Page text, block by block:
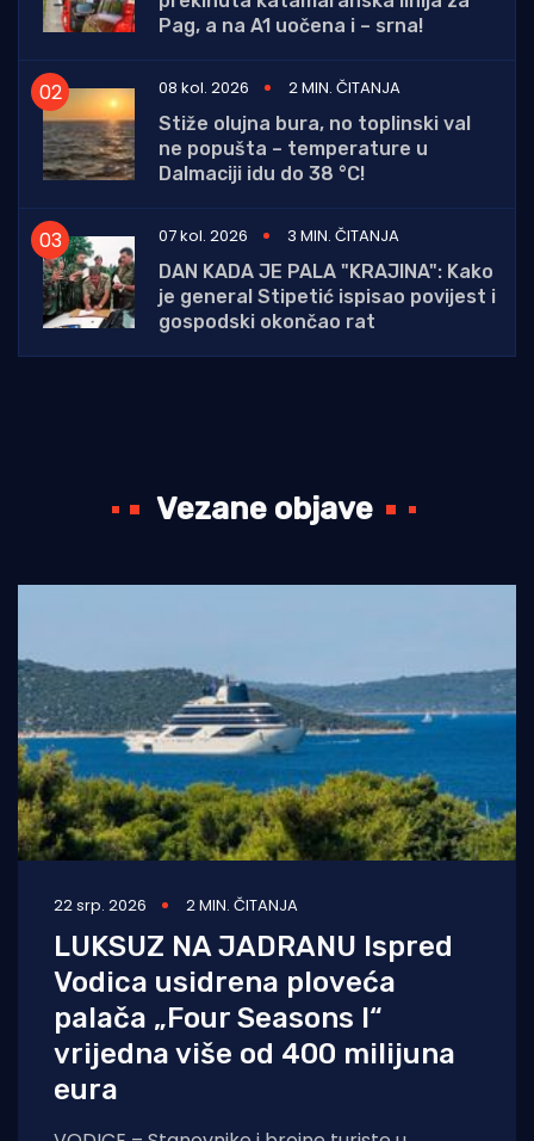
Pag, a na A1 uočena i – srna!
08 kol. 2026
2 MIN. ČITANJA
Stiže olujna bura, no toplinski val
ne popušta – temperature u
Dalmaciji idu do 38 °C!
07 kol. 2026
3 MIN. ČITANJA
DAN KADA JE PALA "KRAJINA": Kako
je general Stipetić ispisao povijest i
gospodski okončao rat
Vezane objave
22 srp. 2026 2 MIN. ČITANJA
LUKSUZ NA JADRANU Ispred
Vodica usidrena ploveća
palača „Four Seasons I“
vrijedna više od 400 milijuna
eura